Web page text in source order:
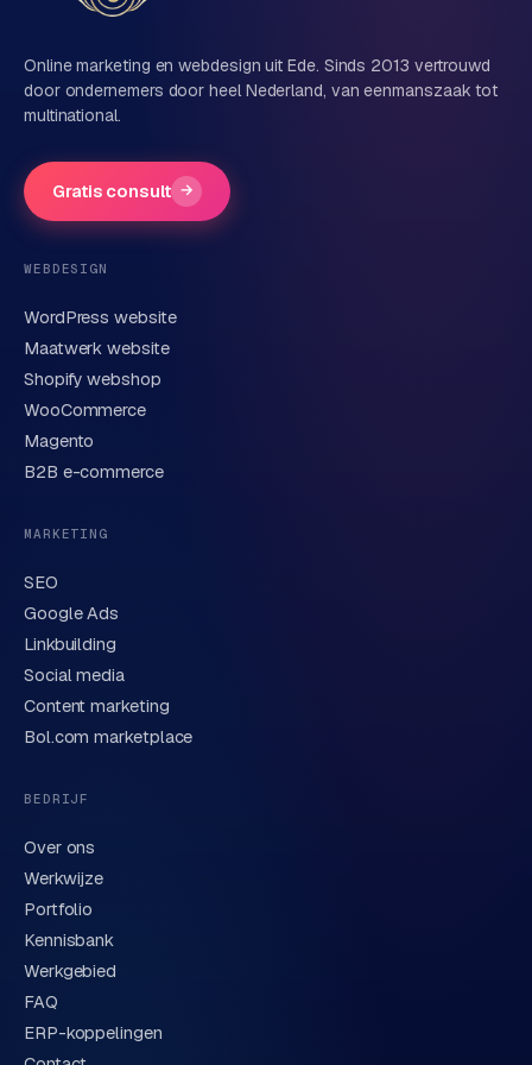
e
n
o
i
a
m
e
d
C
n
e
n
t
m
a
r
t
g
B
o
l
.
c
Online marketing en webdesign uit Ede. Sinds 2013 vertrouwd
door ondernemers door heel Nederland, van eenmanszaak tot
multinational.
Gratis consult →
WEBDESIGN
WordPress website
Maatwerk website
Shopify webshop
WooCommerce
Magento
B2B e-commerce
MARKETING
SEO
Google Ads
Linkbuilding
Social media
Content marketing
Bol.com marketplace
BEDRIJF
Over ons
Werkwijze
Portfolio
Kennisbank
Werkgebied
FAQ
ERP-koppelingen